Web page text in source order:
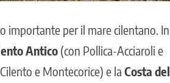
importante per il mare cilentano. In
Antico (con Pollica-Acciaroli e
e Montecorice) e la Costa del